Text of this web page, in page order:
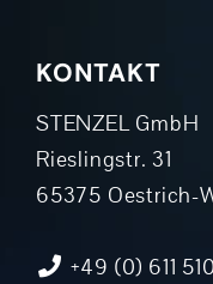
KONTAKT
STENZEL GmbH
Rieslingstr. 31
65375 Oestrich-
+49 (0) 611